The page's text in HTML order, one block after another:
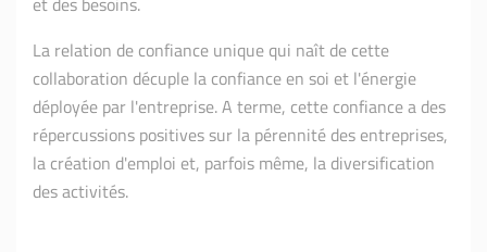
La relation de confiance unique qui naît de cette
collaboration décuple la confiance en soi et l'énergie
déployée par l'entreprise. A terme, cette confiance a des
répercussions positives sur la pérennité des entreprises,
la création d'emploi et, parfois même, la diversification
des activités.